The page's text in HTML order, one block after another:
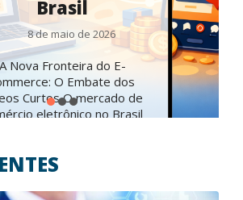
12 de maio de 2026
Contagem Regressiva
Oportunidade de
no E-commerce A Copa
Mundo de 2026 está